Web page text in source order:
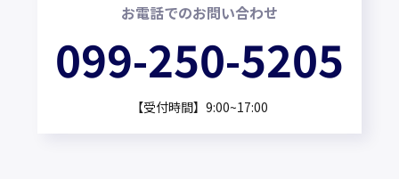
お電話でのお問い合わせ
099-250-5205
【受付時間】9:00~17:00